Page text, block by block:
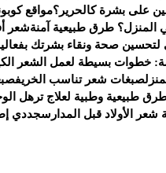
على بشرة كالحرير؟مواقع
طرق طبيعية آمنةشعر
لتحسين صحة ونقاء بشرتك
خطوات بسيطة لعمل الشعر
صبغات شعر تناسب الخريف
طبيعية وطبية لعلاج ترهل
شعر الأولاد قبل المدارسجددي